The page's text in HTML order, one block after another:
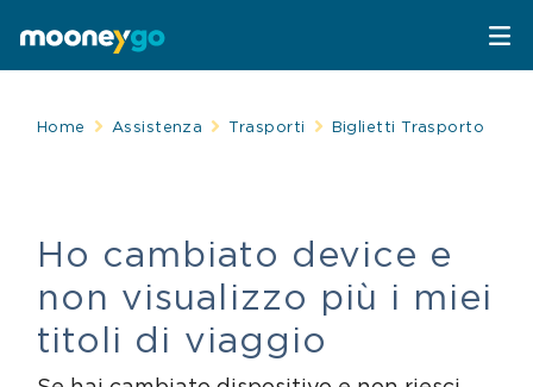
Parcheggi
Sosta su strisce blu
Parcheggi in struttura
Spostati con MooneyGo
Trasporto pubblico
Telepedaggio
Telepedaggio
Assistenza Stradale
Home Assistenza Trasporti Biglietti Trasporto
Ho cambiato device e
non visualizzo più i miei
titoli di viaggio